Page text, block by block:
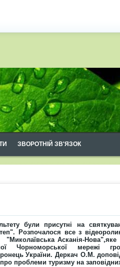
ЗВОРОТНІЙ ЗВ'ЯЗОК
були присутні на
Розпочалося все з
Асканія-
Чорноморської мережі
України. Деркач О.М.
проблеми туризму на